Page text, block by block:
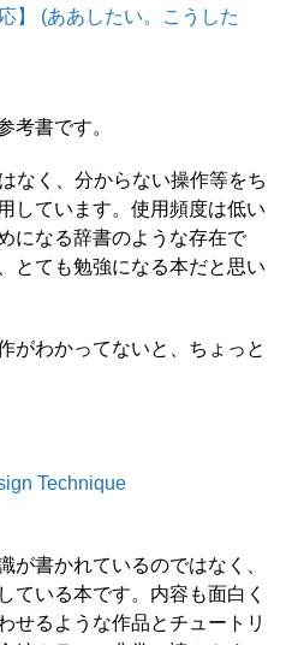
】 (ああしたい。こうした
考書です。
なく、分からない操作等をち
しています。使用頻度は低い
になる辞書のような存在で
とても勉強になる本だと思い
がわかってないと、ちょっと
Technique
が書かれているのではなく、
ている本です。内容も面白く
せるような作品とチュートリ